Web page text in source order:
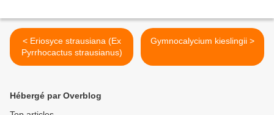
< Eriosyce strausiana (Ex
Pyrrhocactus strausianus)
Gymnocalycium kieslingii >
Hébergé par Overblog